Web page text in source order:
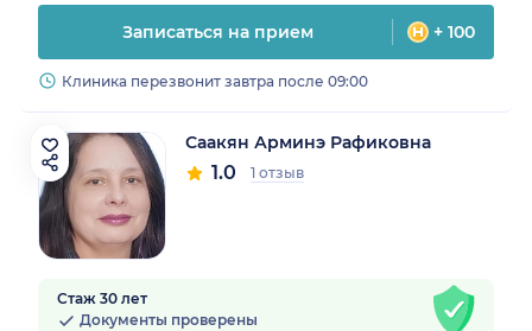
Записаться на прием + 100
Клиника перезвонит завтра после 09:00
Саакян Арминэ Рафиковна
1.0 1 отзыв
Стаж 30 лет
Документы проверены